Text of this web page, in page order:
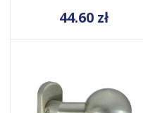
44.60 zł